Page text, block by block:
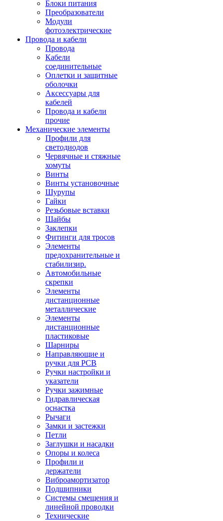
Блоки питания
Преобразователи
Модули
фотоэлектрические
Провода и кабели
Провода
Кабели
соединительные
Оплетки и защитные
оболочки
Аксессуары для
кабелей
Провода и кабели
прочие
Механические элементы
Профили для
светодиодов
Червячные и стяжные
хомуты
Винты
Винты установочные
Шурупы
Гайки
Резьбовые вставки
Шайбы
Заклепки
Фитинги для тросов
Элементы
предохранительные и
стабилизир.
Автомобильные
скрепки
Элементы
дистанционные
металлические
Элементы
дистанционные
пластиковые
Шарниры
Направляющие и
ручки для PCB
Ручки настройки и
указатели
Ручки зажимные
Гидравлическая
оснастка
Рычаги
Замки и застежки
Петли
Заглушки и насадки
Опоры и колеса
Профили и
держатели
Виброамортизатор
Подшипники
Системы смещения и
линейной проводки
Технические